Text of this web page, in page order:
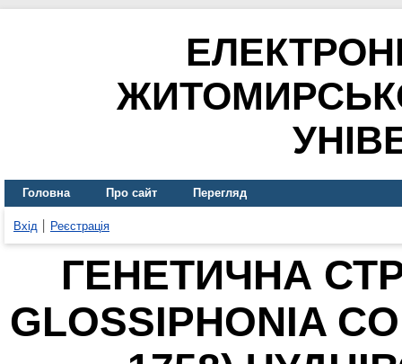
Головна Про сайт Перегляд
Вхід Реєстрація
ГЕНЕТИЧНА
GLOSSIPHONIA